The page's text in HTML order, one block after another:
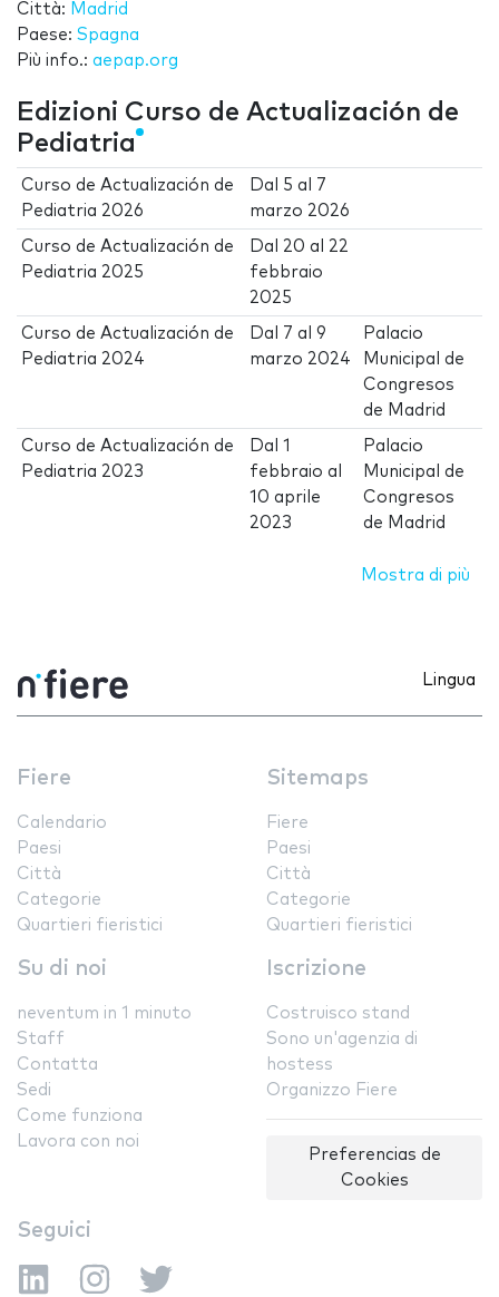
Città: Madrid
Paese: Spagna
Più info.: aepap.org
Edizioni Curso de Actualización de
Pediatria
Curso de Actualización de
Pediatria 2026
Dal 5 al
7
marzo 2026
Curso de Actualización de
Pediatria 2025
Dal 20 al 22
febbraio
2025
Curso de Actualización de
Pediatria 2024
Dal 7 al9
marzo 2024
Palacio
Municipal de
Congresos
de Madrid
Curso de Actualización de
Pediatria 2023
Dal1
febbraio al
10 aprile
2023
Palacio
Municipal de
Congresos
de Madrid
Mostra di più
Lingua
Fiere
Calendario
Paesi
Città
Categorie
Quartieri fieristici
Sitemaps
Fiere
Paesi
Città
Categorie
Quartieri fieristici
Su di noi
neventum in 1 minuto
Staff
Contatta
Sedi
Come funziona
Lavora con noi
Iscrizione
Costruisco stand
Sono un'agenzia di
hostess
Organizzo Fiere
Preferencias de
Cookies
Seguici